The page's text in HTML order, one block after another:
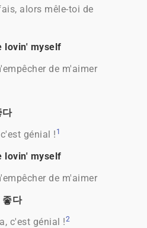
alors mêle-toi de
lovin' myself
de m'aimer
다
génial ! 1
lovin' myself
de m'aimer
다
c'est génial !2